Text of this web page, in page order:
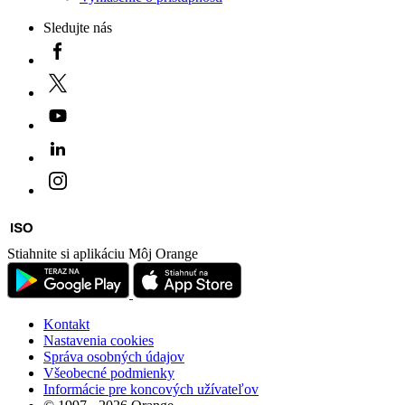
Sledujte nás
Stiahnite si aplikáciu Môj Orange
Kontakt
Nastavenia cookies
Správa osobných údajov
Všeobecné podmienky
Informácie pre koncových užívateľov